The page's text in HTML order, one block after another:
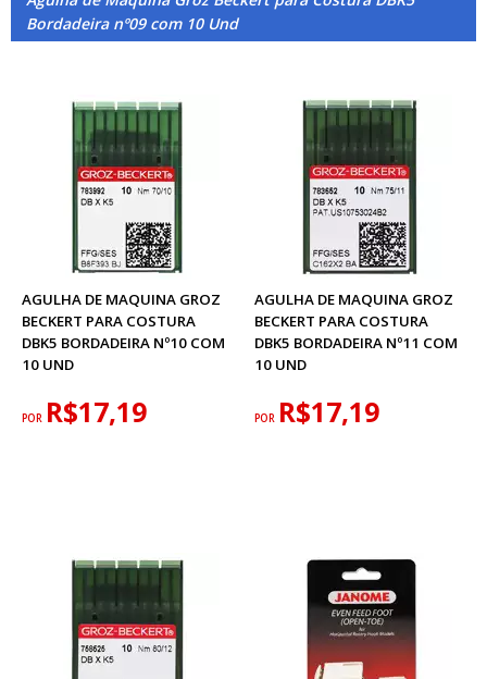
Bordadeira nº09 com 10 Und
AGULHA DE MAQUINA GROZ
BECKERT PARA COSTURA
DBK5 BORDADEIRA Nº10 COM
10 UND
POR R$17,19
AGULHA DE MAQUINA GROZ
BECKERT PARA COSTURA
DBK5 BORDADEIRA Nº11 COM
10 UND
POR R$17,19